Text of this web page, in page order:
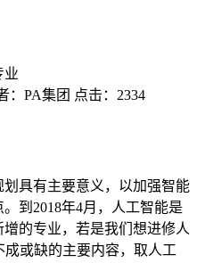
业
： PA集团 点击： 2334
具有主要意义，以加强智能
到2018年4月，人工智能是
的专业，若是我们想进修人
或缺的主要内容，取人工